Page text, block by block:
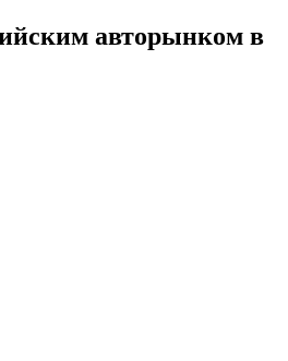
авторынком в